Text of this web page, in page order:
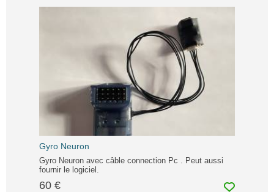
Gyro Neuron
Gyro Neuron avec câble connection Pc . Peut aussi
fournir le logiciel.
60 €